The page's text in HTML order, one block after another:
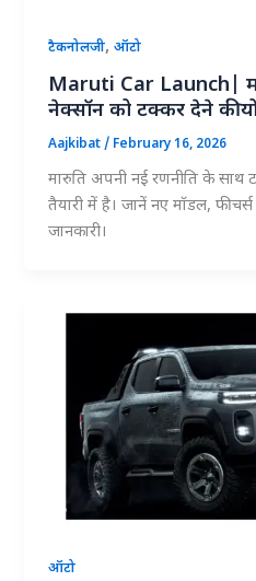
टैकनोलजी,ऑटो
Maruti Car Launch|
नेक्सॉन को टक्कर देने की
Aajkibat/ February 16, 2026
मारुति अपनी नई रणनीति के साथ
तैयारी में है। जानें नए मॉडल,
जानकारी।
ऑटो